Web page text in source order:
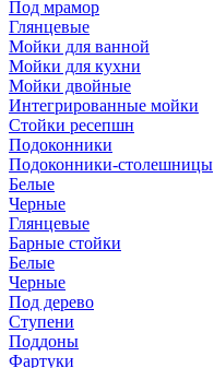
Под мрамор
Глянцевые
Мойки для ванной
Мойки для кухни
Мойки двойные
Интегрированные мойки
Стойки ресепшн
Подоконники
Подоконники-столешницы
Белые
Черные
Глянцевые
Барные стойки
Белые
Черные
Под дерево
Ступени
Поддоны
Фартуки